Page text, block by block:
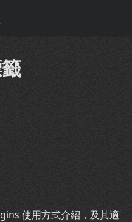
使用方式介紹，及其適